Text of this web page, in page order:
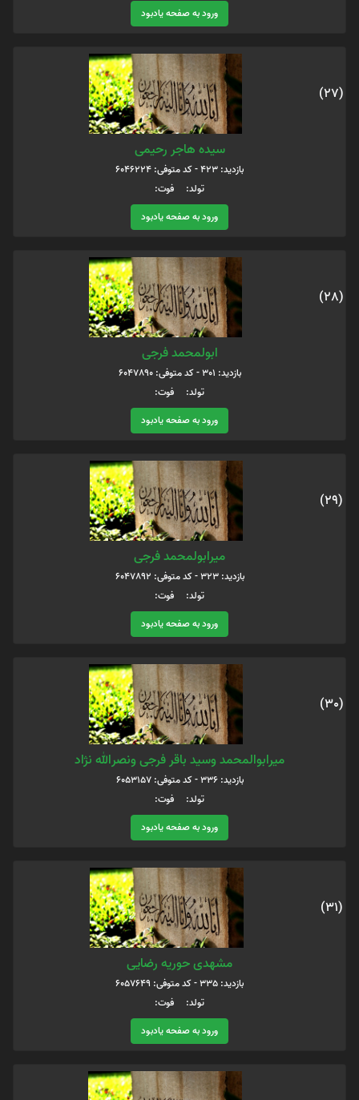
ورود به صفحه یادبود
(27)
سیده هاجر رحیمی
بازدید: 423 - کد متوفی: 6046224
تولد: فوت:
ورود به صفحه یادبود
(28)
ابولمحمد فرجی
بازدید: 301 - کد متوفی: 6047890
تولد: فوت:
ورود به صفحه یادبود
(29)
میرابولمحمد فرجی
بازدید: 323 - کد متوفی: 6047892
تولد: فوت:
ورود به صفحه یادبود
(30)
میرابوالمحمد وسید باقر فرجی ونصرالله نژاد
بازدید: 336 - کد متوفی: 6053157
تولد: فوت:
ورود به صفحه یادبود
(31)
مشهدی حوریه رضایی
بازدید: 335 - کد متوفی: 6057649
تولد: فوت:
ورود به صفحه یادبود